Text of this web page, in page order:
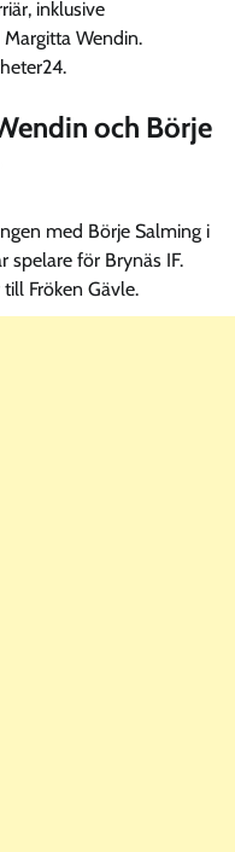
inklusive
Wendin.
och Börje
med Börje Salming i
spelare för Brynäs IF.
Fröken Gävle.